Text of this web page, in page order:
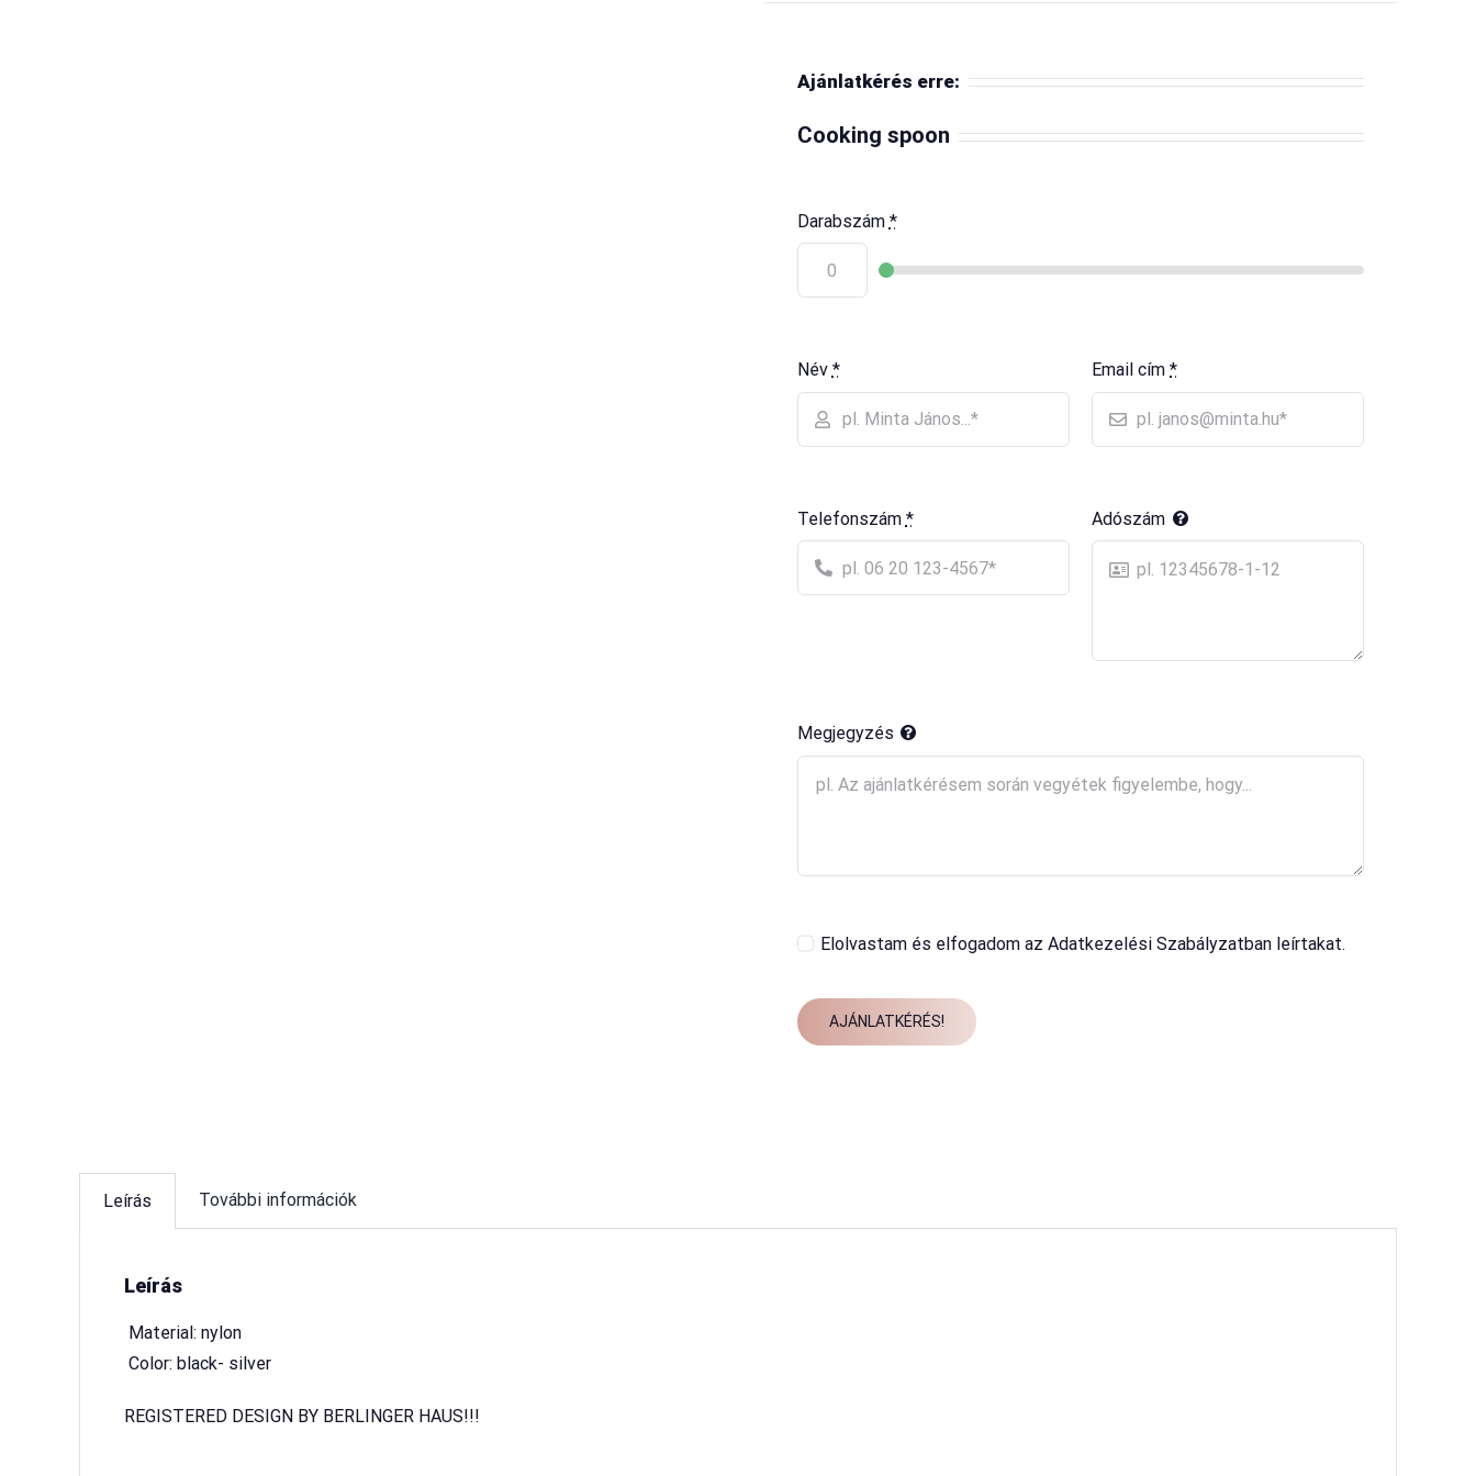
Ajánlatkérés erre:
Cooking spoon
Darabszám *
Név * Email cím*
Telefonszám * Adószám
Megjegyzés
Elolvastam és elfogadom az Adatkezelési Szabályzatban leírtakat.
AJÁNLATKÉRÉS!
Leírás További információk
Leírás
 Material: nylon
 Color: black- silver
REGISTERED DESIGN BY BERLINGER HAUS!!!